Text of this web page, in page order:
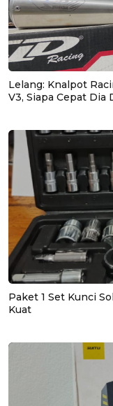
Lelang: Knalpot
V3, Siapa Cepat Dia
Paket 1 Set Kunci
Kuat